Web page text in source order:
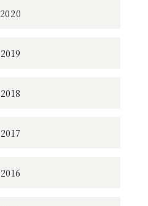
2020
2019
2018
2017
2016